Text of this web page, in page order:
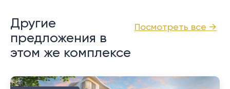
Посмотреть все →
Другие
предложения в
этом же комплексе